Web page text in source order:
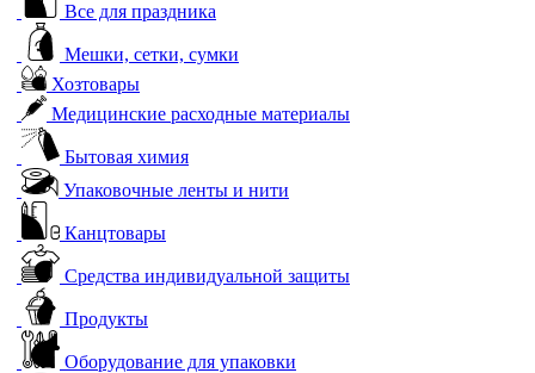
Все для праздника
Мешки, сетки, сумки
Хозтовары
Медицинские расходные материалы
Бытовая химия
Упаковочные ленты и нити
Канцтовары
Средства индивидуальной защиты
Продукты
Оборудование для упаковки